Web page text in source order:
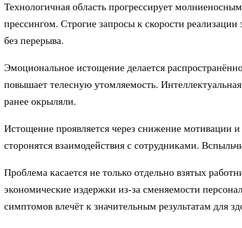
Технологичная область прогрессирует
прессингом. Строгие запросы к скорости
без перерыва.
Эмоциональное истощение делается
повышает телесную утомляемость.
ранее окрыляли.
Истощение проявляется через снижение мотивации
сторонятся взаимодействия с сотрудниками.
Проблема касается не только отдельно взятых
экономические издержки из-за сменяемости
симптомов влечёт к значительным результатам для